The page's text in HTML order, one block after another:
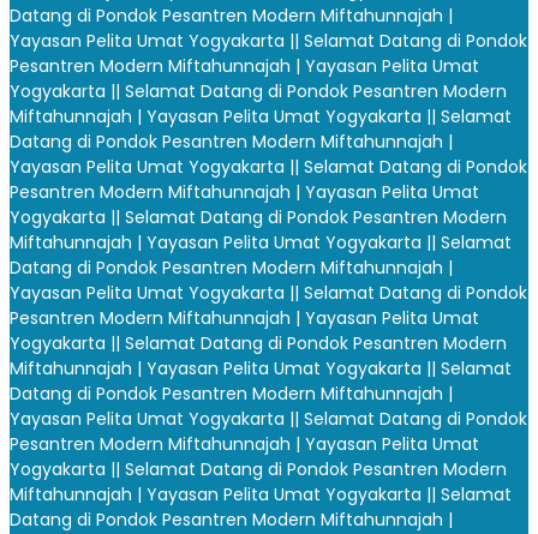
Datang di Pondok Pesantren Modern Miftahunnajah |
Yayasan Pelita Umat Yogyakarta || Selamat Datang di Pondok
Pesantren Modern Miftahunnajah | Yayasan Pelita Umat
Yogyakarta || Selamat Datang di Pondok Pesantren Modern
Miftahunnajah | Yayasan Pelita Umat Yogyakarta || Selamat
Datang di Pondok Pesantren Modern Miftahunnajah |
Yayasan Pelita Umat Yogyakarta || Selamat Datang di Pondok
Pesantren Modern Miftahunnajah | Yayasan Pelita Umat
Yogyakarta || Selamat Datang di Pondok Pesantren Modern
Miftahunnajah | Yayasan Pelita Umat Yogyakarta || Selamat
Datang di Pondok Pesantren Modern Miftahunnajah |
Yayasan Pelita Umat Yogyakarta || Selamat Datang di Pondok
Pesantren Modern Miftahunnajah | Yayasan Pelita Umat
Yogyakarta || Selamat Datang di Pondok Pesantren Modern
Miftahunnajah | Yayasan Pelita Umat Yogyakarta || Selamat
Datang di Pondok Pesantren Modern Miftahunnajah |
Yayasan Pelita Umat Yogyakarta || Selamat Datang di Pondok
Pesantren Modern Miftahunnajah | Yayasan Pelita Umat
Yogyakarta || Selamat Datang di Pondok Pesantren Modern
Miftahunnajah | Yayasan Pelita Umat Yogyakarta || Selamat
Datang di Pondok Pesantren Modern Miftahunnajah |